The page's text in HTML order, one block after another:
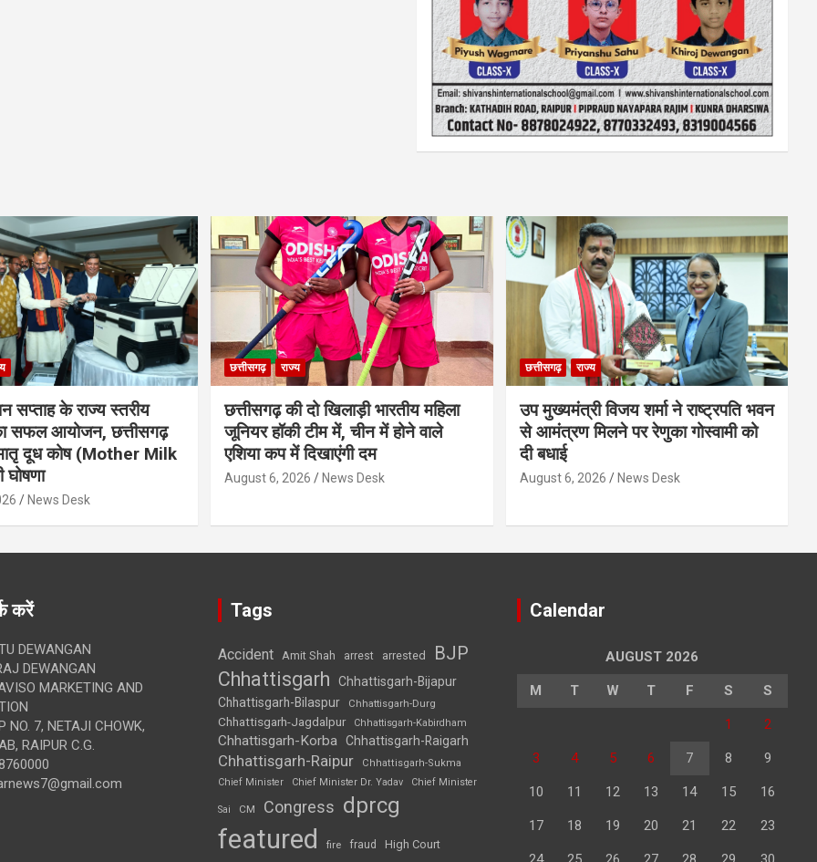
सप्ताह के राज्य स्तरीय
सफल आयोजन, छत्तीसगढ़
दूध कोष (Mother Milk
News Desk
छत्तीसगढ़ राज्य
छत्तीसगढ़ की दो खिलाड़ी भारतीय महिला
जूनियर हॉकी टीम में, चीन में होने वाले
एशिया कप में दिखाएंगी दम
August 6, 2026 News Desk
छत्तीसगढ़ राज्य
उप मुख्यमंत्री विजय शर्मा ने राष्ट्रपति भवन
से आमंत्रण मिलने पर रेणुका गोस्वामी को
दी बधाई
August 6, 2026 News Desk
करें
DEWANGAN
DEWANGAN
MARKETING AND
NO. 7, NETAJI CHOWK,
RAIPUR C.G.
Tags
Accident Amit Shah arrest arrested BJP
Chhattisgarh
Chhattisgarh-Bijapur
Chhattisgarh-Bilaspur
Chhattisgarh-Durg
Chhattisgarh-Jagdalpur Chhattisgarh-Kabirdham
Chhattisgarh-Korba Chhattisgarh-Raigarh
Chhattisgarh-Raipur
Chhattisgarh-Sukma
Chief Minister
Chief Minister Dr. Yadav Chief Minister
Sai CM Congress dprcg
featured fire fraud High Court
Calendar
AUGUST 2026
M T W T F S S
1 2
3 4 5 6 7 8 9
10 11 12 13 14 15 16
17 18 19 20 21 22 23